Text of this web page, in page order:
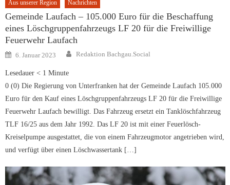
Aus unserer Region Nachrichten
Gemeinde Laufach – 105.000 Euro für die Beschaffung
eines Löschgruppenfahrzeugs LF 20 für die Freiwillige
Feuerwehr Laufach
Posted
on
6. Januar 2023 Author
Redaktion Bachgau.Social
Lesedauer < 1 Minute
0 (0) Die Regierung von Unterfranken hat der Gemeinde Laufach 105.000
Euro für den Kauf eines Löschgruppenfahrzeugs LF 20 für die Freiwillige
Feuerwehr Laufach bewilligt. Das Fahrzeug ersetzt ein Tanklöschfahrzeug
TLF 16/25 aus dem Jahr 1992. Das LF 20 ist mit einer Feuerlösch-
Kreiselpumpe ausgestattet, die von einem Fahrzeugmotor angetrieben wird,
und verfügt über einen Löschwassertank […]